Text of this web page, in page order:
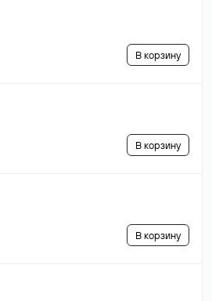
В корзину
В корзину
В корзину